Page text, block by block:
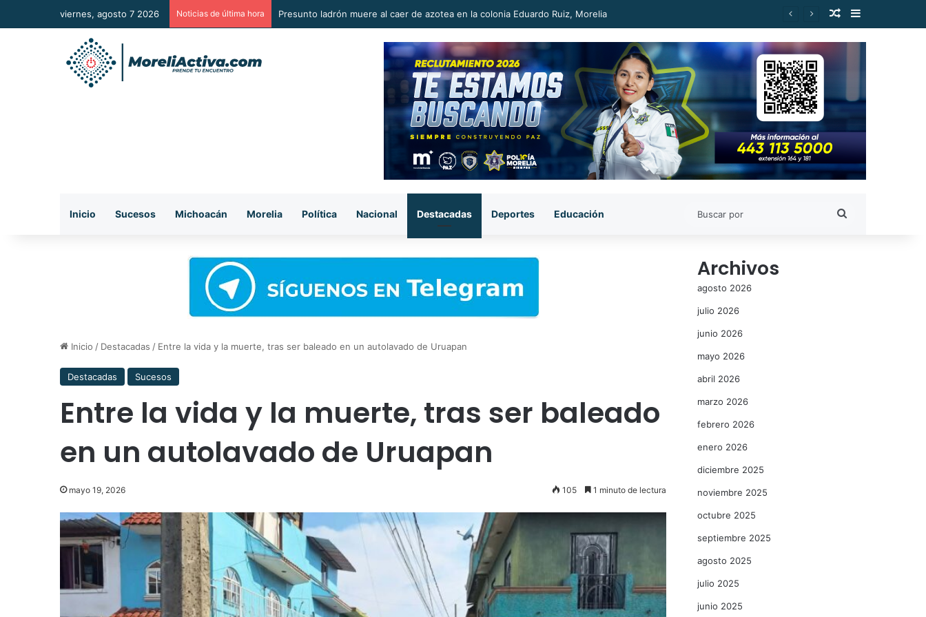
viernes, agosto 7 2026 Noticias de última hora Según Rubrum, Carlos Torres Piña amplía su ventaja y se mantiene como el mejor posicionado de Morena Publicación al
Barra lateral
Inicio Sucesos Michoacán Morelia Política Nacional Destacadas Deportes Educación
Inicio / Destacadas / Entre la vida y la muerte, tras ser baleado en un autolavado de Uruapan
Destacadas Sucesos
Entre la vida y la muerte, tras ser baleado
en un autolavado de Uruapan
mayo 19, 2026 105 1 minuto de lectura
Archivos
agosto 2026
julio 2026
junio 2026
mayo 2026
abril 2026
marzo 2026
febrero 2026
enero 2026
diciembre 2025
noviembre 2025
octubre 2025
septiembre 2025
agosto 2025
julio 2025
junio 2025